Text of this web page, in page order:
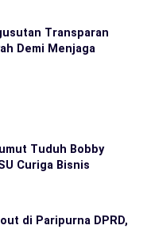
Transparan
Demi Menjaga
Tuduh Bobby
Curiga Bisnis
di Paripurna DPRD,